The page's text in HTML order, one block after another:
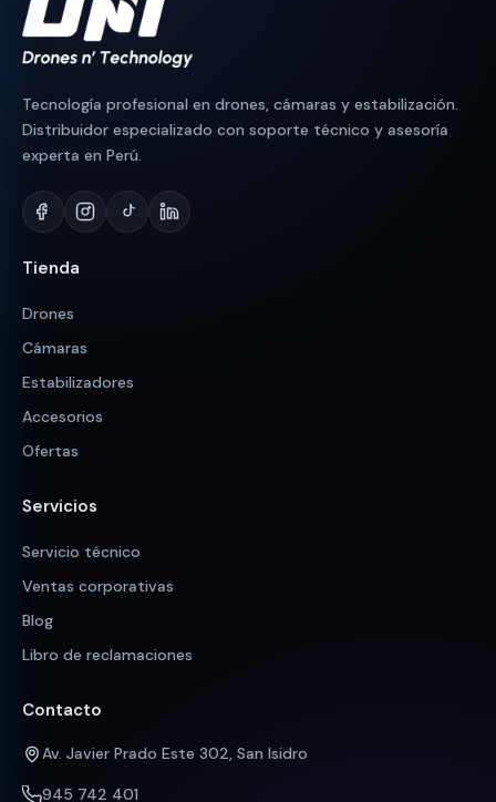
Tecnología profesional en drones, cámaras y estabilización.
Distribuidor especializado con soporte técnico y asesoría
experta en Perú.
Tienda
Drones
Cámaras
Estabilizadores
Accesorios
Ofertas
Servicios
Servicio técnico
Ventas corporativas
Blog
Libro de reclamaciones
Contacto
Av. Javier Prado Este 302, San Isidro
945 742 401